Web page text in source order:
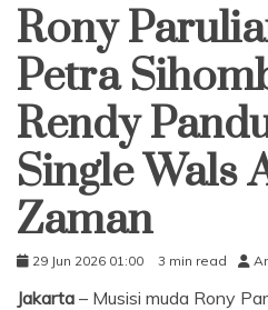
Rony
Petra
Rendy
Single Wals
Zaman
29 Jun 2026 01:00 3 min read
Jakarta – Musisi muda Rony